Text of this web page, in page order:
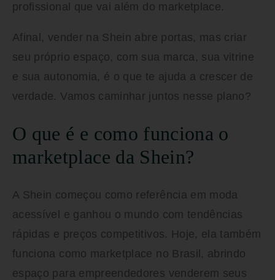
profissional que vai além do marketplace.
Afinal, vender na Shein abre portas, mas criar
seu próprio espaço, com sua marca, sua vitrine
e sua autonomia, é o que te ajuda a crescer de
verdade. Vamos caminhar juntos nesse plano?
O que é e como funciona o
marketplace da Shein?
A Shein começou como referência em moda
acessível e ganhou o mundo com tendências
rápidas e preços competitivos. Hoje, ela também
funciona como marketplace no Brasil, abrindo
espaço para empreendedores venderem seus